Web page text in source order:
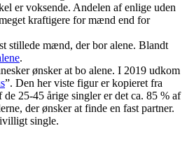
er voksende. Andelen af enlige uden
kraftigere for mænd end for
stillede mænd, der bor alene. Blandt
.
ønsker at bo alene. I 2019 udkom
”. Den her viste figur er kopieret fra
de 25-45 årige singler er det ca. 85 % af
der ønsker at finde en fast partner.
single.